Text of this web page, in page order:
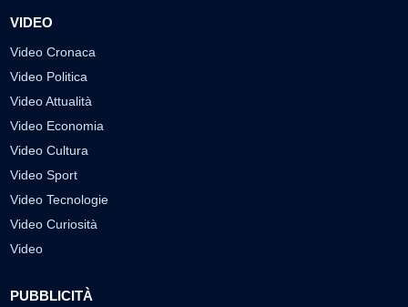
VIDEO
Video Cronaca
Video Politica
Video Attualità
Video Economia
Video Cultura
Video Sport
Video Tecnologie
Video Curiosità
Video
PUBBLICITÀ